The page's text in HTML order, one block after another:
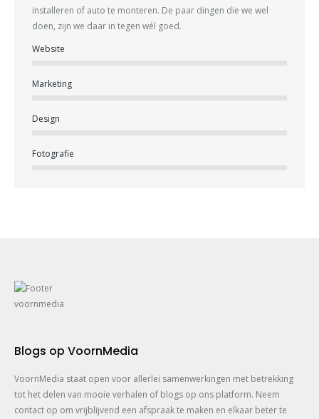
installeren of auto te monteren. De paar dingen die we wel
doen, zijn we daar in tegen wél goed.
Website
Marketing
Design
Fotografie
Blogs op VoornMedia
VoornMedia staat open voor allerlei samenwerkingen met betrekking
tot het delen van mooie verhalen of blogs op ons platform. Neem
contact op om vrijblijvend een afspraak te maken en elkaar beter te